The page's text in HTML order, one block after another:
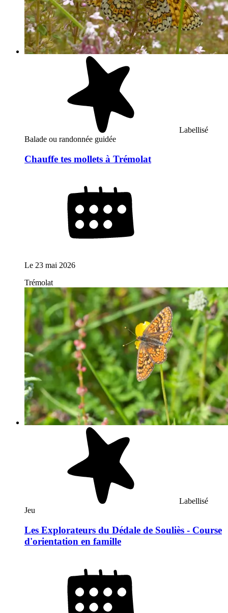
Labellisé
Balade ou randonnée guidée
Chauffe tes mollets à Trémolat
Le 23 mai 2026
Trémolat
Labellisé
Jeu
Les Explorateurs du Dédale de Souliès - Course
d'orientation en famille